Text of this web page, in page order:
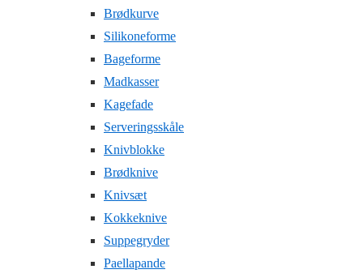
Brødkurve
Silikoneforme
Bageforme
Madkasser
Kagefade
Serveringsskåle
Knivblokke
Brødknive
Knivsæt
Kokkeknive
Suppegryder
Paellapande